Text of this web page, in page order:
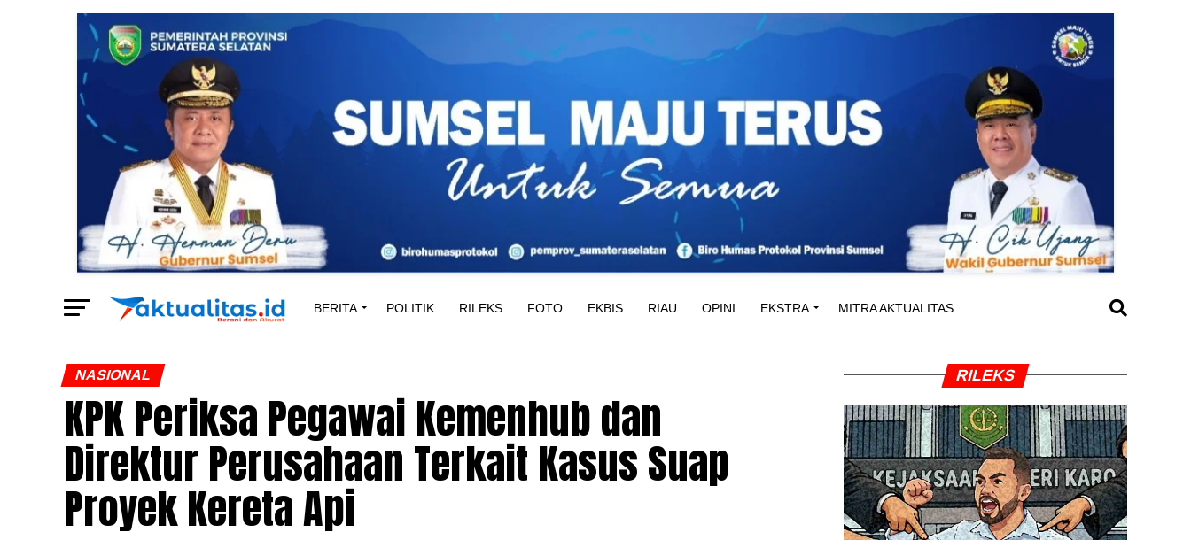
BERITA POLITIK RILEKS FOTO EKBIS RIAU OPINI EKSTRA MITRA AKTUALITAS
NASIONAL
KPK Periksa Pegawai Kemenhub dan
Direktur Perusahaan Terkait Kasus Suap
Proyek Kereta Api
RILEKS